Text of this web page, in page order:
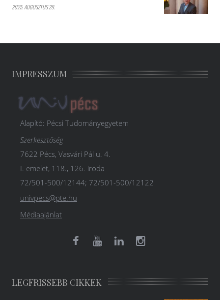
2025. AUGUSZTUS 29.
IMPRESSZUM
Alapító: Pécsi Tudományegyetem
Szerkesztőség
7622 Pécs, Vasvári Pál u. 4.
I. emelet, 118., 126. iroda
72/501-500/12144; 72/501-500/12122
univpecs@pte.hu
Médiaajánlat
LEGFRISSEBB CIKKEK